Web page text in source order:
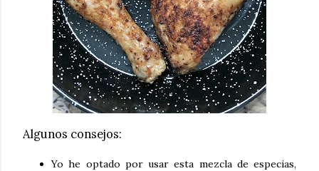
Algunos consejos:
Yo he optado por usar esta mezcla de especias,